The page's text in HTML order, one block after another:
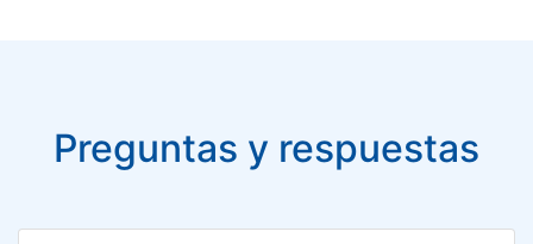
Preguntas y respuestas